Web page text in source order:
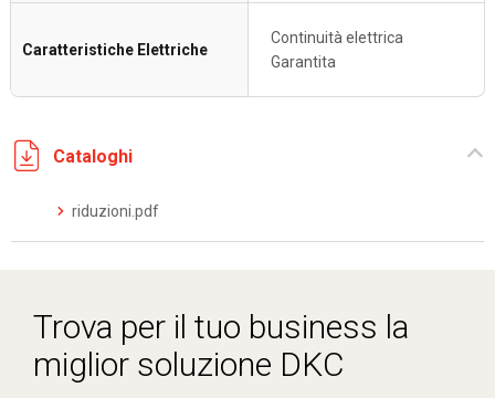
Caratteristiche Elettriche
Continuità elettrica
Garantita
Cataloghi
riduzioni.pdf
Trova per il tuo business la
miglior soluzione DKC